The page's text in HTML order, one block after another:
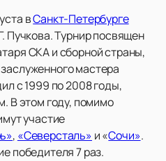
вСанкт-Петербурге
Пучкова. Турнир посвящен
СКА и сборной страны,
мастера
с 1999 по 2008 годы,
В этом году, помимо
участие
, «Северсталь» и «Сочи».
победителя 7 раз.